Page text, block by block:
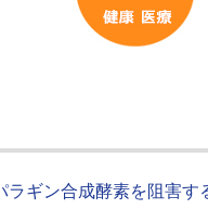
ラギン合成酵素を阻害